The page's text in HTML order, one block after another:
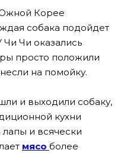
Южной Корее
собака подойдет
Чи оказались
просто положили
на помойку.
и выходили собаку,
кухни
и всячески
мясо более